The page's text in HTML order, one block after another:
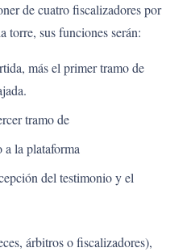
de cuatro fiscalizadores por
torre, sus funciones serán:
más el primer tramo de
tramo de
la plataforma
del testimonio y el
árbitros o fiscalizadores),